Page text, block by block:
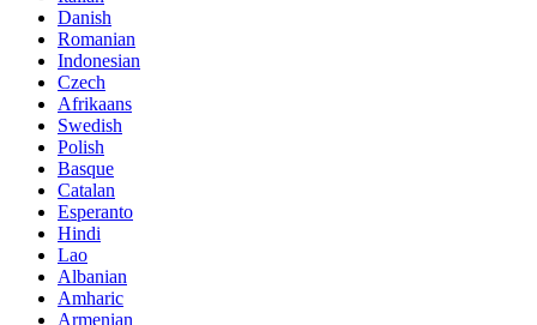
Danish
Romanian
Indonesian
Czech
Afrikaans
Swedish
Polish
Basque
Catalan
Esperanto
Hindi
Lao
Albanian
Amharic
Armenian